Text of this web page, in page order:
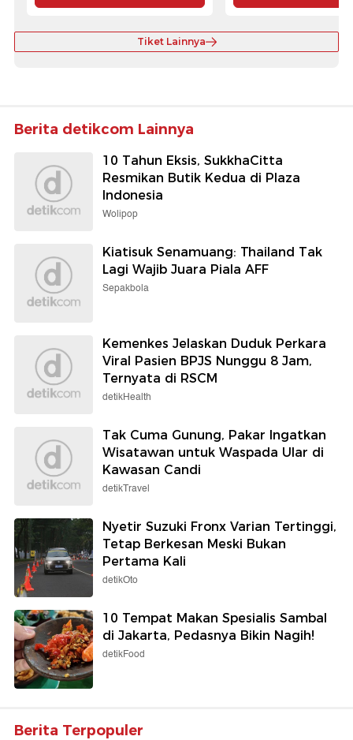
Tiket Lainnya
Berita detikcom Lainnya
10 Tahun Eksis, SukkhaCitta
Resmikan Butik Kedua di Plaza
Indonesia
Wolipop
Kiatisuk Senamuang: Thailand Tak
Lagi Wajib Juara Piala AFF
Sepakbola
Kemenkes Jelaskan Duduk Perkara
Viral Pasien BPJS Nunggu 8 Jam,
Ternyata di RSCM
detikHealth
Tak Cuma Gunung, Pakar Ingatkan
Wisatawan untuk Waspada Ular di
Kawasan Candi
detikTravel
Nyetir Suzuki Fronx Varian Tertinggi,
Tetap Berkesan Meski Bukan
Pertama Kali
detikOto
10 Tempat Makan Spesialis Sambal
di Jakarta, Pedasnya Bikin Nagih!
detikFood
Berita Terpopuler